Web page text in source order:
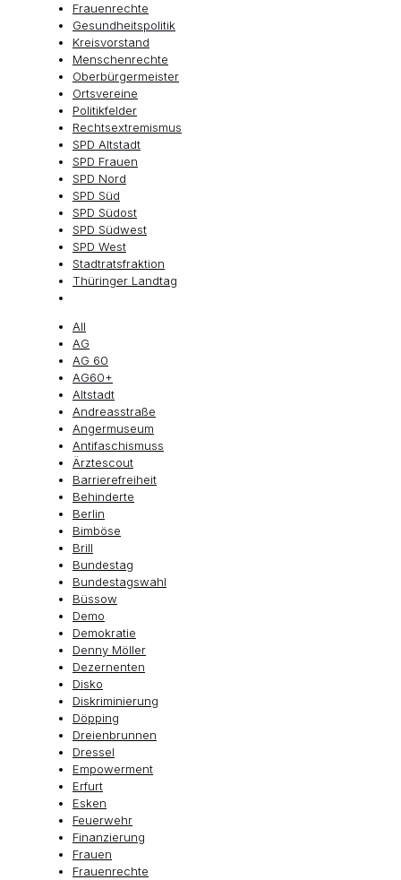
Frauenrechte
Gesundheitspolitik
Kreisvorstand
Menschenrechte
Oberbürgermeister
Ortsvereine
Politikfelder
Rechtsextremismus
SPD Altstadt
SPD Frauen
SPD Nord
SPD Süd
SPD Südost
SPD Südwest
SPD West
Stadtratsfraktion
Thüringer Landtag
All
AG
AG 60
AG60+
Altstadt
Andreasstraße
Angermuseum
Antifaschismuss
Ärztescout
Barrierefreiheit
Behinderte
Berlin
Bimböse
Brill
Bundestag
Bundestagswahl
Büssow
Demo
Demokratie
Denny Möller
Dezernenten
Disko
Diskriminierung
Döpping
Dreienbrunnen
Dressel
Empowerment
Erfurt
Esken
Feuerwehr
Finanzierung
Frauen
Frauenrechte